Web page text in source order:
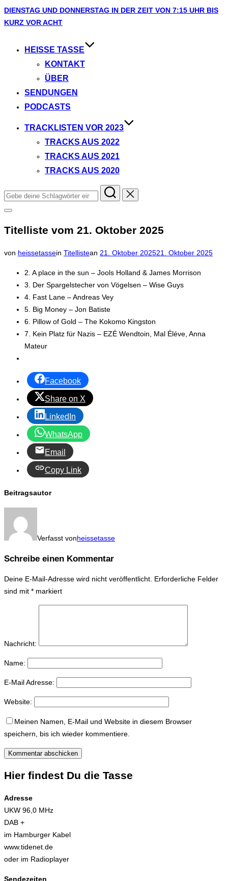
Zum
Inhalt
DIENSTAG UND DONNERSTAG IN DER ZEIT VON 7:15 UHR BIS
KURZ VOR ACHT
HEISSE TASSE
KONTAKT
ÜBER
SENDUNGEN
PODCASTS
TRACKLISTEN VOR 2023
TRACKS AUS 2022
TRACKS AUS 2021
TRACKS AUS 2020
Suchen
nach:
Seitenleiste
Navigation
Titelliste vom 21. Oktober 2025
von heissetassein Titellistean Veröffentlicht
21. Oktober 202521. Oktober 2025
2. A place in the sun – Jools Holland & James Morrison
3. Der Spargelstecher von Vögelsen – Wise Guys
4. Fast Lane – Andreas Vey
5. Big Money – Jon Batiste
6. Pillow of Gold – The Kokomo Kingston
7. Kein Platz für Nazis – EZÉ Wendtoin, Mal Éléve, Anna
Mateur
Facebook
Share on X
LinkedIn
WhatsApp
Email
Copy Link
Beitragsautor
Verfasst vonheissetasse
Schreibe einen Kommentar
Deine E-Mail-Adresse wird nicht veröffentlicht. Erforderliche Felder
sind mit * markiert
Nachricht:
Name:
E-Mail Adresse:
Website:
Meinen Namen, E-Mail und Website in diesem Browser
speichern, bis ich wieder kommentiere.
Hier findest Du die Tasse
Adresse
UKW 96,0 MHz
DAB +
im Hamburger Kabel
www.tidenet.de
oder im Radioplayer
Sendezeiten